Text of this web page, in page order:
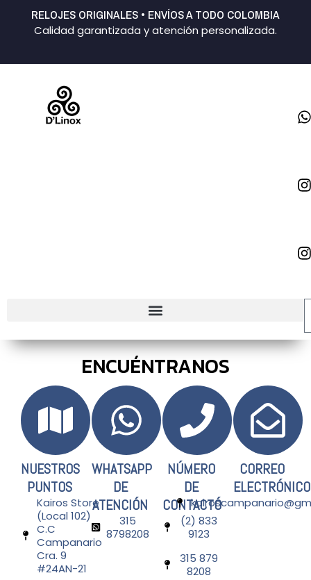
RELOJES ORIGINALES • ENVÍOS A TODO COLOMBIA
Calidad garantizada y atención personalizada.
ENCUÉNTRANOS
NUESTROS
PUNTOS
Kairos Store
(Local 102)
C.C
Campanario
Cra. 9
#24AN-21
WHATSAPP
DE
ATENCIÓN
315
8798208​
NÚMERO
DE
CONTACTÓ
(2) 833
9123​
315 879
8208​
CORREO
ELECTRÓNICO